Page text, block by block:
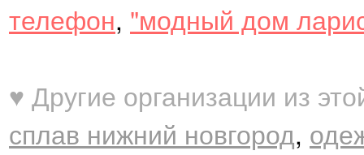
телефон, "модный дом
♥ Другие организации из
сплав нижний новгород,